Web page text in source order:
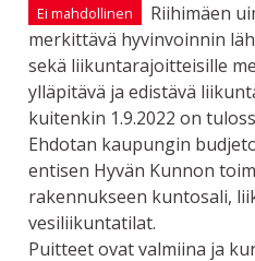
Ei mahdollinen
Riihimäen
merkittävä hyvinvoinnin
sekä liikuntarajoitteisille
ylläpitävä ja edistävä
kuitenkin 1.9.2022 on
Ehdotan kaupungin
entisen Hyvän Kunnon
rakennukseen kuntosali,
vesiliikuntatilat.
Puitteet ovat valmiina ja